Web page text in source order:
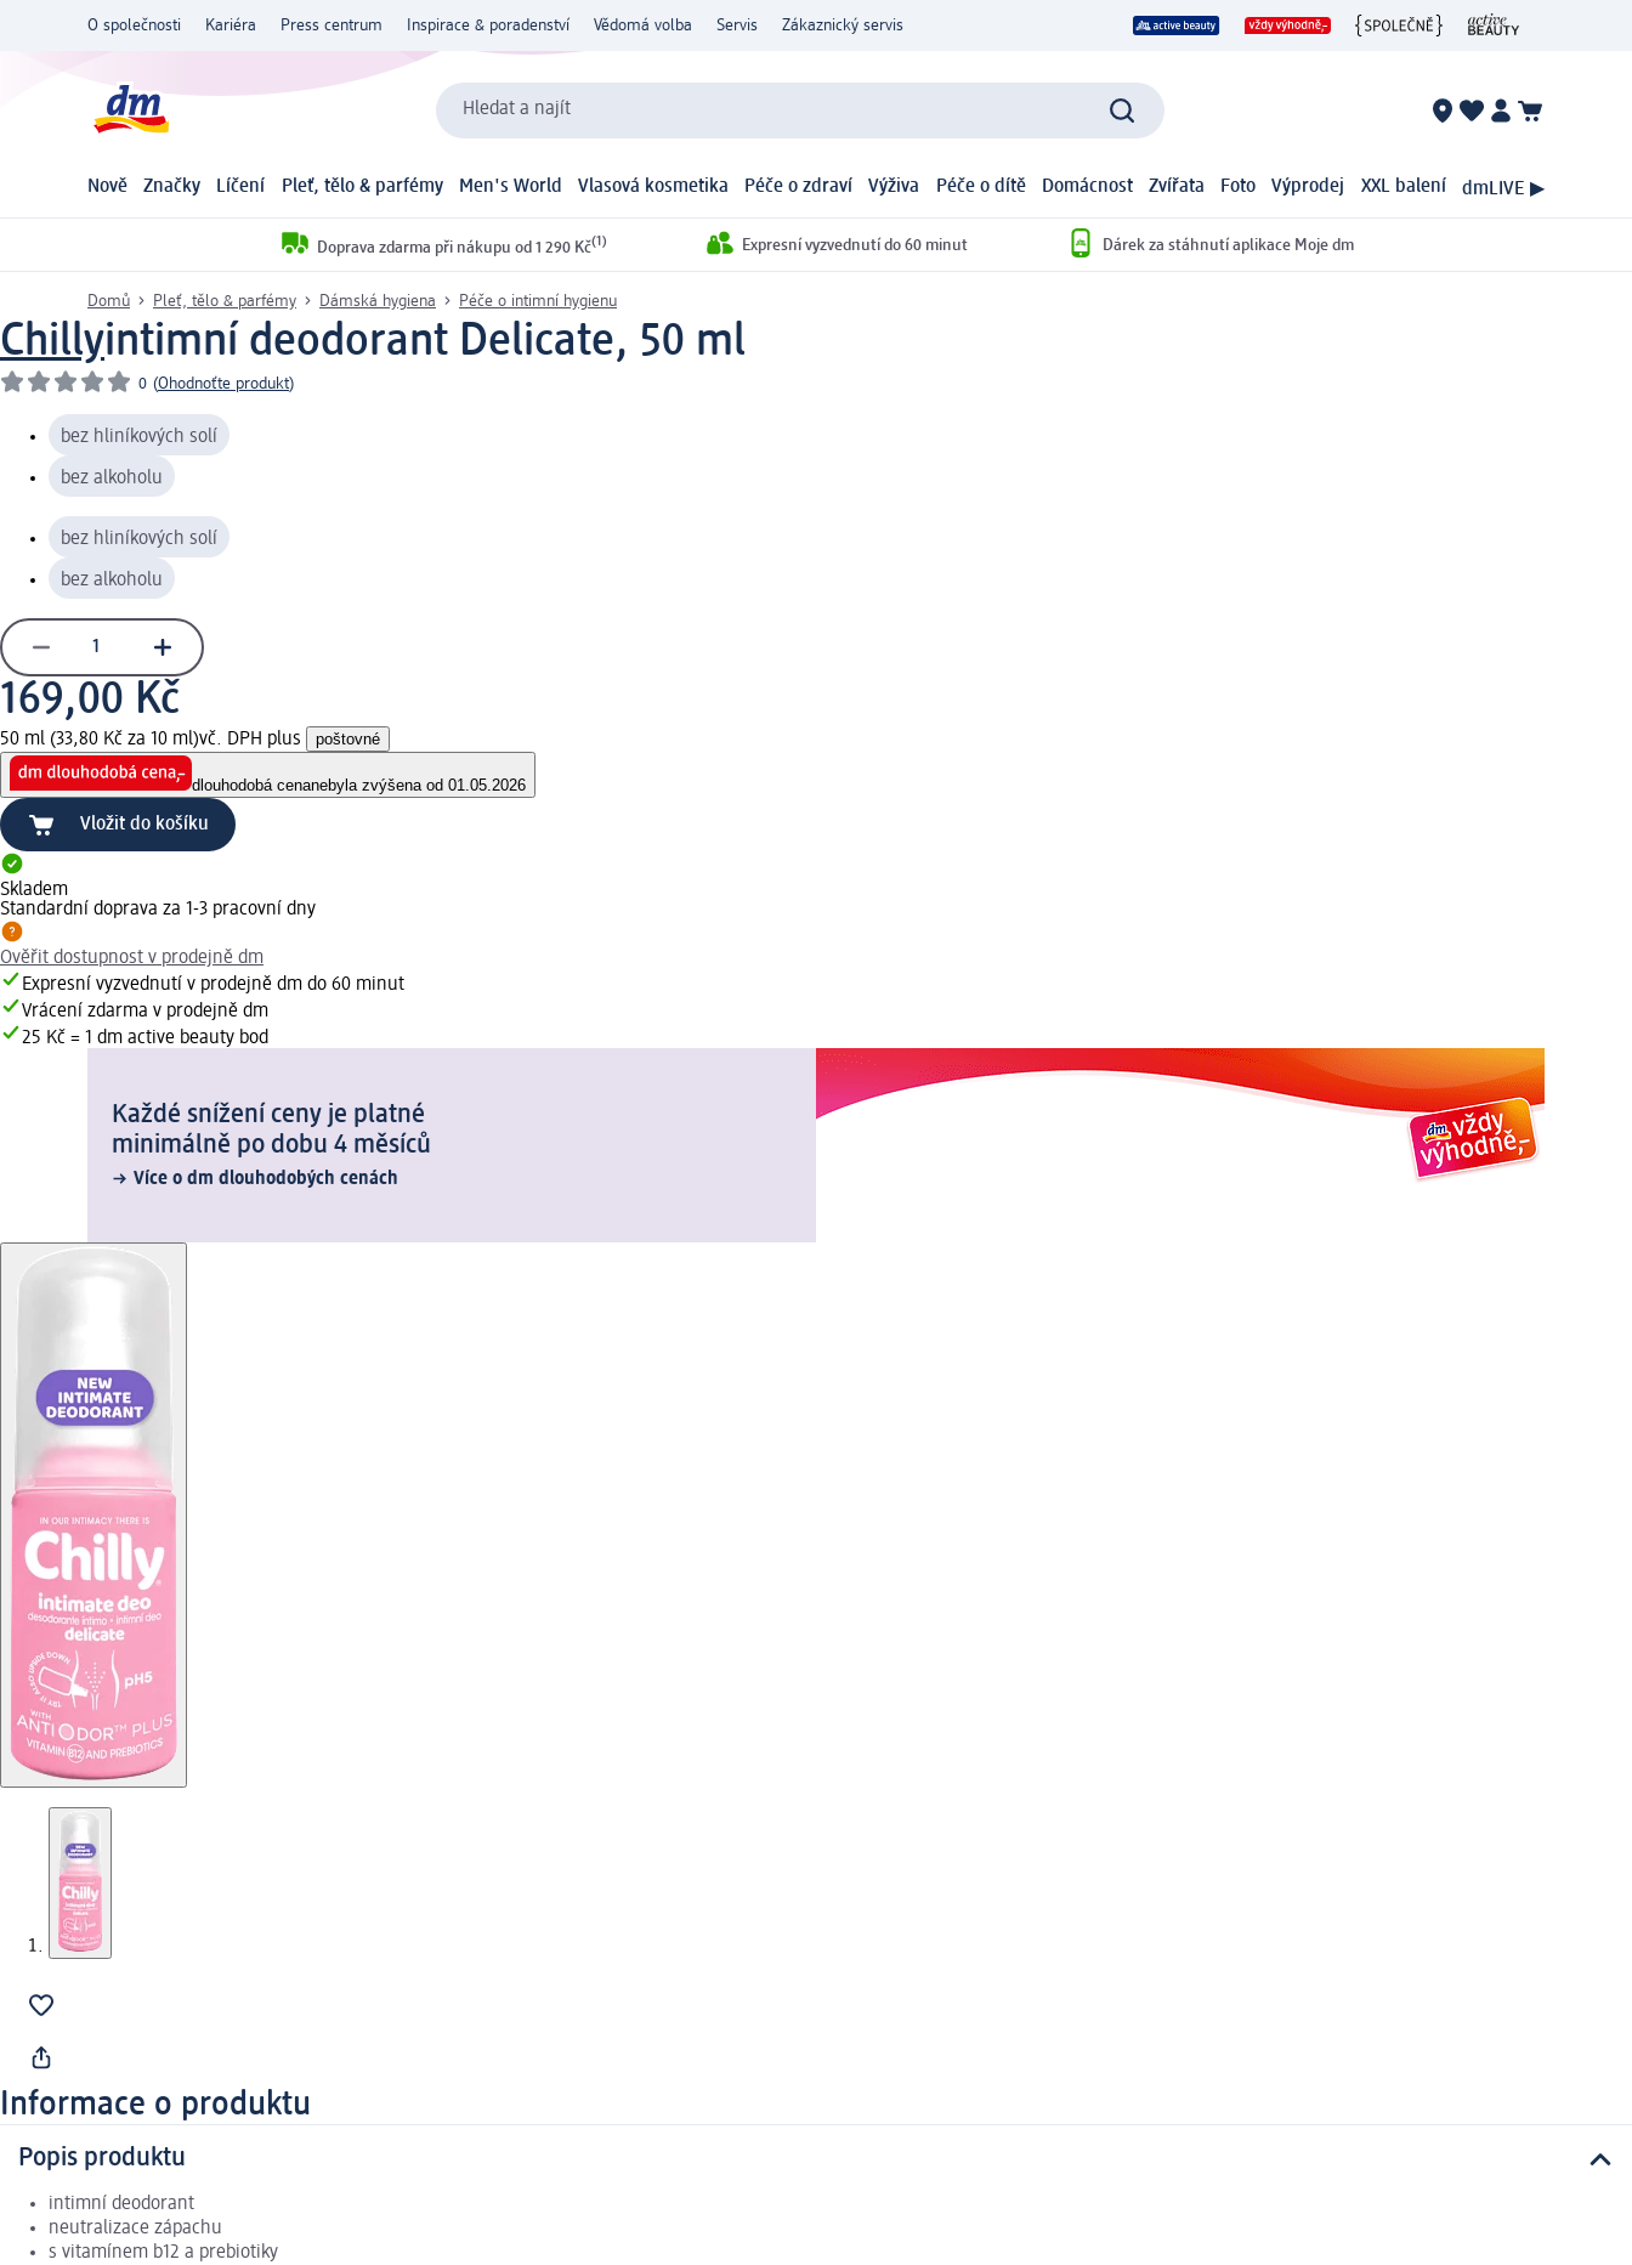
O společnosti Kariéra Press centrum Inspirace & poradenství Vědomá volba Servis Zákaznický servis
Hledat a najít
Nově Značky Líčení Pleť, tělo & parfémy Men's World Vlasová kosmetika Péče o zdraví Výživa Péče o dítě Domácnost Zvířata Foto Výprodej XXL balení dmLIVE ▶
Doprava zdarma při nákupu od 1 290 Kč(1) Expresní vyzvednutí do 60 minut Dárek za stáhnutí aplikace Moje dm
Domů Pleť, tělo & parfémy Dámská hygiena Péče o intimní hygienu
Chillyintimní deodorant Delicate, 50 ml
0 (Ohodnoťte produkt)
bez hliníkových solí
bez alkoholu
bez hliníkových solí
bez alkoholu
169,00 Kč
50 ml (33,80 Kč za 10 ml)vč. DPH plus poštovné
dlouhodobá cenanebyla zvýšena od 01.05.2026
Vložit do košíku
Skladem
Standardní doprava za 1-3 pracovní dny
Ověřit dostupnost v prodejně dm
Expresní vyzvednutí v prodejně dm do 60 minut
Vrácení zdarma v prodejně dm
25 Kč = 1 dm active beauty bod
Každé snížení ceny je platné
minimálně po dobu 4 měsíců
Více o dm dlouhodobých cenách
Informace o produktu
Popis produktu
intimní deodorant
neutralizace zápachu
s vitamínem b12 a prebiotiky